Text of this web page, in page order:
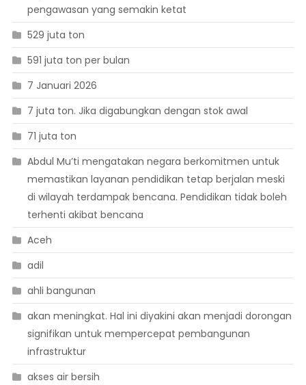
pengawasan yang semakin ketat
529 juta ton
591 juta ton per bulan
7 Januari 2026
7 juta ton. Jika digabungkan dengan stok awal
71 juta ton
Abdul Mu’ti mengatakan negara berkomitmen untuk
memastikan layanan pendidikan tetap berjalan meski
di wilayah terdampak bencana. Pendidikan tidak boleh
terhenti akibat bencana
Aceh
adil
ahli bangunan
akan meningkat. Hal ini diyakini akan menjadi dorongan
signifikan untuk mempercepat pembangunan
infrastruktur
akses air bersih